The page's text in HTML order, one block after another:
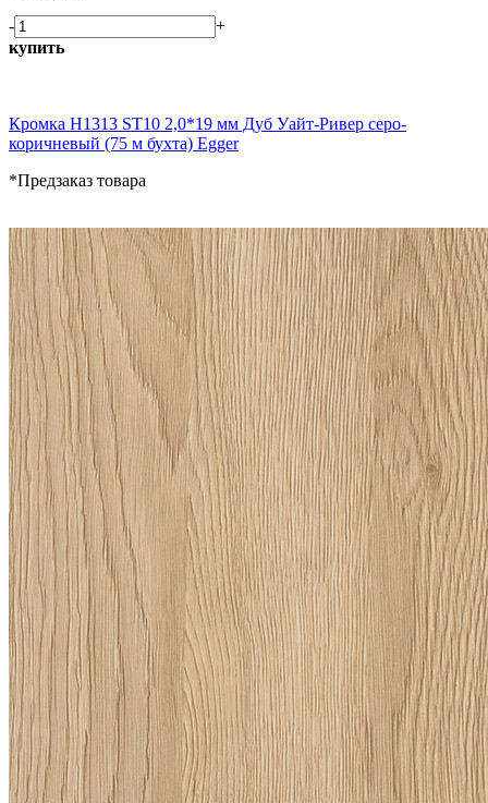
-
+
купить
Кромка H1313 ST10 2,0*19 мм Дуб Уайт-Ривер серо-
коричневый (75 м бухта) Egger
*Предзаказ товара